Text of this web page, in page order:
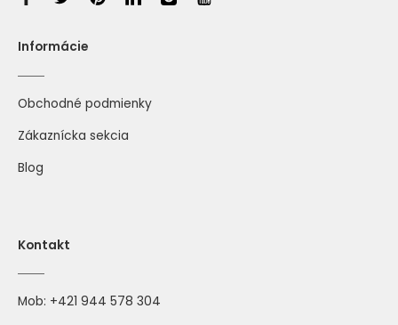
Informácie
Obchodné podmienky
Zákaznícka sekcia
Blog
Kontakt
Mob: +421 944 578 304